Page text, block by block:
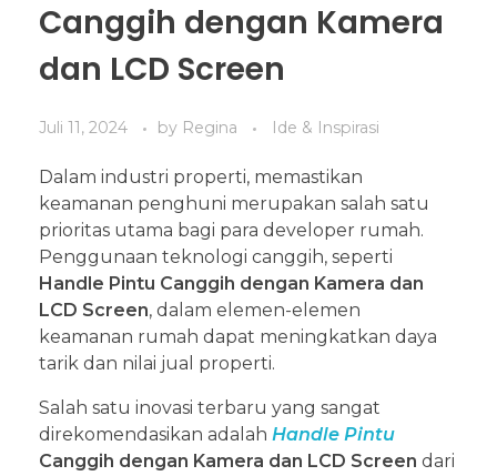
Canggih dengan Kamera
dan LCD Screen
Juli 11, 2024 by Regina Ide & Inspirasi
Dalam industri properti, memastikan
keamanan penghuni merupakan salah satu
prioritas utama bagi para developer rumah.
Penggunaan teknologi canggih, seperti
Handle Pintu Canggih dengan Kamera dan
LCD Screen, dalam elemen-elemen
keamanan rumah dapat meningkatkan daya
tarik dan nilai jual properti.
Salah satu inovasi terbaru yang sangat
direkomendasikan adalah Handle Pintu
Canggih dengan Kamera dan LCD Screen dari